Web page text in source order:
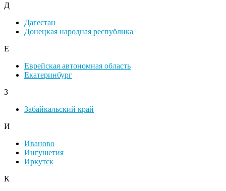
Д
Дагестан
Донецкая народная республика
Е
Еврейская автономная область
Екатеринбург
З
Забайкальский край
И
Иваново
Ингушетия
Иркутск
К